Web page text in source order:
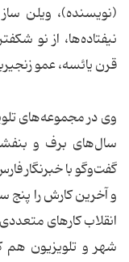
(نویسنده)، ویلن ساز
نیفتاده‌ها، از نو
قرن یائسه، عمو
وی در مجموعه‌های
سال‌های برف و
گفت‌وگو با خبرنگار
و آخرین کارش را پنج
انقلاب کارهای
شهر و تلویزیون هم